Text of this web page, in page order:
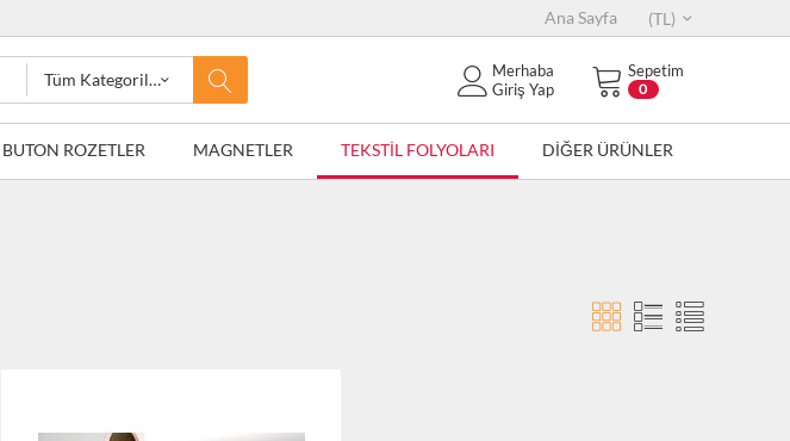
(TL)
Ana Sayfa
Tüm Kategoriler Sepetim
0
Merhaba
Giriş Yap
BUTON ROZETLER MAGNETLER TEKSTİL FOLYOLARI DİĞER ÜRÜNLER